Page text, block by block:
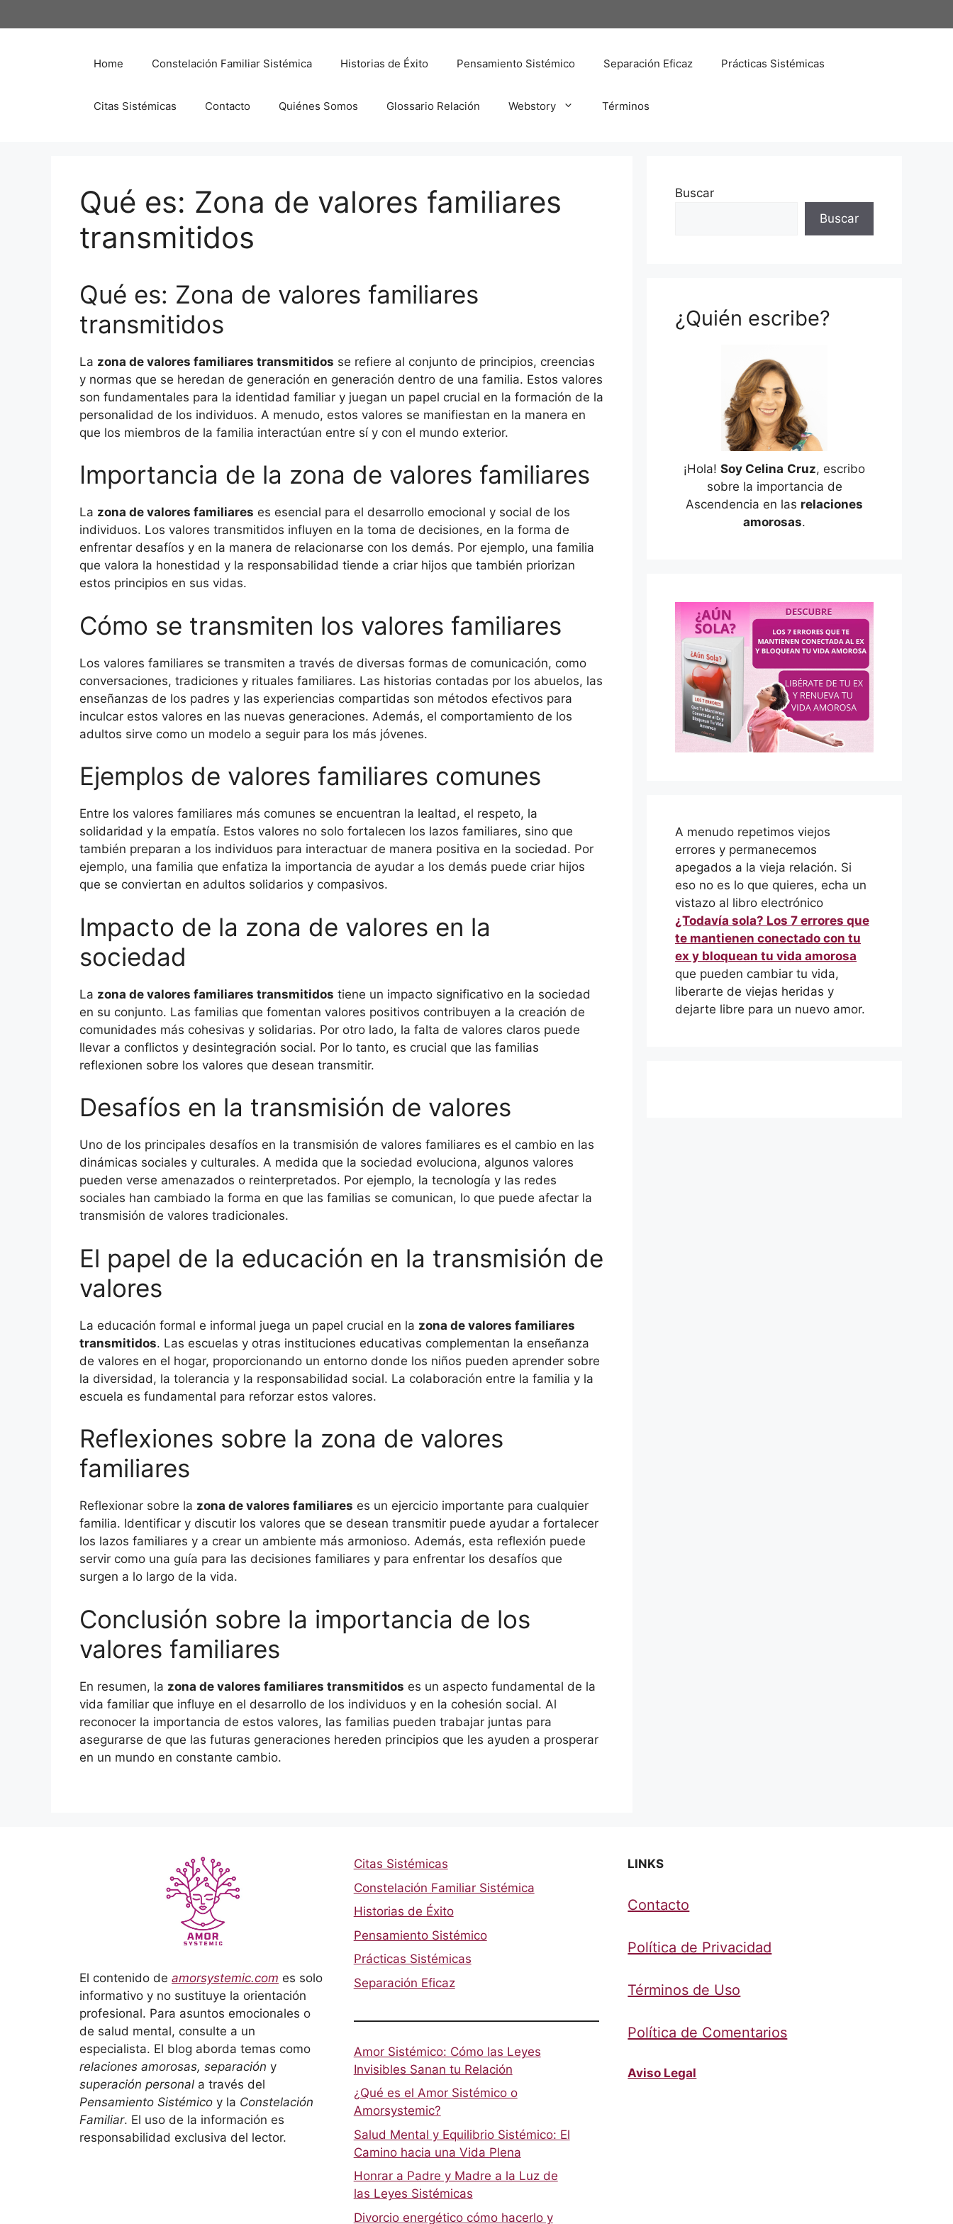
al
Home Constelación Familiar Sistémica Historias de Éxito Pensamiento Sistémico Separación Eficaz Prácticas Sistémicas
Citas Sistémicas Contacto Quiénes Somos Glossario Relación Webstory Términos
Qué es: Zona de valores familiares
transmitidos
Qué es: Zona de valores familiares
transmitidos
La zona de valores familiares transmitidos se refiere al conjunto de principios, creencias
y normas que se heredan de generación en generación dentro de una familia. Estos valores
son fundamentales para la identidad familiar y juegan un papel crucial en la formación de la
personalidad de los individuos. A menudo, estos valores se manifiestan en la manera en
que los miembros de la familia interactúan entre sí y con el mundo exterior.
Importancia de la zona de valores familiares
La zona de valores familiares es esencial para el desarrollo emocional y social de los
individuos. Los valores transmitidos influyen en la toma de decisiones, en la forma de
enfrentar desafíos y en la manera de relacionarse con los demás. Por ejemplo, una familia
que valora la honestidad y la responsabilidad tiende a criar hijos que también priorizan
estos principios en sus vidas.
Cómo se transmiten los valores familiares
Los valores familiares se transmiten a través de diversas formas de comunicación, como
conversaciones, tradiciones y rituales familiares. Las historias contadas por los abuelos, las
enseñanzas de los padres y las experiencias compartidas son métodos efectivos para
inculcar estos valores en las nuevas generaciones. Además, el comportamiento de los
adultos sirve como un modelo a seguir para los más jóvenes.
Ejemplos de valores familiares comunes
Entre los valores familiares más comunes se encuentran la lealtad, el respeto, la
solidaridad y la empatía. Estos valores no solo fortalecen los lazos familiares, sino que
también preparan a los individuos para interactuar de manera positiva en la sociedad. Por
ejemplo, una familia que enfatiza la importancia de ayudar a los demás puede criar hijos
que se conviertan en adultos solidarios y compasivos.
Impacto de la zona de valores en la
sociedad
La zona de valores familiares transmitidos tiene un impacto significativo en la sociedad
en su conjunto. Las familias que fomentan valores positivos contribuyen a la creación de
comunidades más cohesivas y solidarias. Por otro lado, la falta de valores claros puede
llevar a conflictos y desintegración social. Por lo tanto, es crucial que las familias
reflexionen sobre los valores que desean transmitir.
Desafíos en la transmisión de valores
Uno de los principales desafíos en la transmisión de valores familiares es el cambio en las
dinámicas sociales y culturales. A medida que la sociedad evoluciona, algunos valores
pueden verse amenazados o reinterpretados. Por ejemplo, la tecnología y las redes
sociales han cambiado la forma en que las familias se comunican, lo que puede afectar la
transmisión de valores tradicionales.
El papel de la educación en la transmisión de
valores
La educación formal e informal juega un papel crucial en la zona de valores familiares
transmitidos. Las escuelas y otras instituciones educativas complementan la enseñanza
de valores en el hogar, proporcionando un entorno donde los niños pueden aprender sobre
la diversidad, la tolerancia y la responsabilidad social. La colaboración entre la familia y la
escuela es fundamental para reforzar estos valores.
Reflexiones sobre la zona de valores
familiares
Reflexionar sobre la zona de valores familiares es un ejercicio importante para cualquier
familia. Identificar y discutir los valores que se desean transmitir puede ayudar a fortalecer
los lazos familiares y a crear un ambiente más armonioso. Además, esta reflexión puede
servir como una guía para las decisiones familiares y para enfrentar los desafíos que
surgen a lo largo de la vida.
Conclusión sobre la importancia de los
valores familiares
En resumen, la zona de valores familiares transmitidos es un aspecto fundamental de la
vida familiar que influye en el desarrollo de los individuos y en la cohesión social. Al
reconocer la importancia de estos valores, las familias pueden trabajar juntas para
asegurarse de que las futuras generaciones hereden principios que les ayuden a prosperar
en un mundo en constante cambio.
Buscar
Buscar
¿Quién escribe?
¡Hola! Soy Celina Cruz, escribo
sobre la importancia de
Ascendencia en las relaciones
amorosas.
A menudo repetimos viejos
errores y permanecemos
apegados a la vieja relación. Si
eso no es lo que quieres, echa un
vistazo al libro electrónico
¿Todavía sola? Los 7 errores que
te mantienen conectado con tu
ex y bloquean tu vida amorosa
que pueden cambiar tu vida,
liberarte de viejas heridas y
dejarte libre para un nuevo amor.
El contenido de amorsystemic.com es solo
informativo y no sustituye la orientación
profesional. Para asuntos emocionales o
de salud mental, consulte a un
especialista. El blog aborda temas como
relaciones amorosas, separación y
superación personal a través del
Pensamiento Sistémico y la Constelación
Familiar. El uso de la información es
responsabilidad exclusiva del lector.
Citas Sistémicas
Constelación Familiar Sistémica
Historias de Éxito
Pensamiento Sistémico
Prácticas Sistémicas
Separación Eficaz
Amor Sistémico: Cómo las Leyes
Invisibles Sanan tu Relación
¿Qué es el Amor Sistémico o
Amorsystemic?
Salud Mental y Equilibrio Sistémico: El
Camino hacia una Vida Plena
Honrar a Padre y Madre a la Luz de
las Leyes Sistémicas
Divorcio energético cómo hacerlo y
LINKS
Contacto
Política de Privacidad
Términos de Uso
Política de Comentarios
Aviso Legal